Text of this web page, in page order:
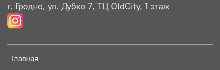
Главная
г. Гродно, ул. Дубко 7, ТЦ OldCity, 1 этаж